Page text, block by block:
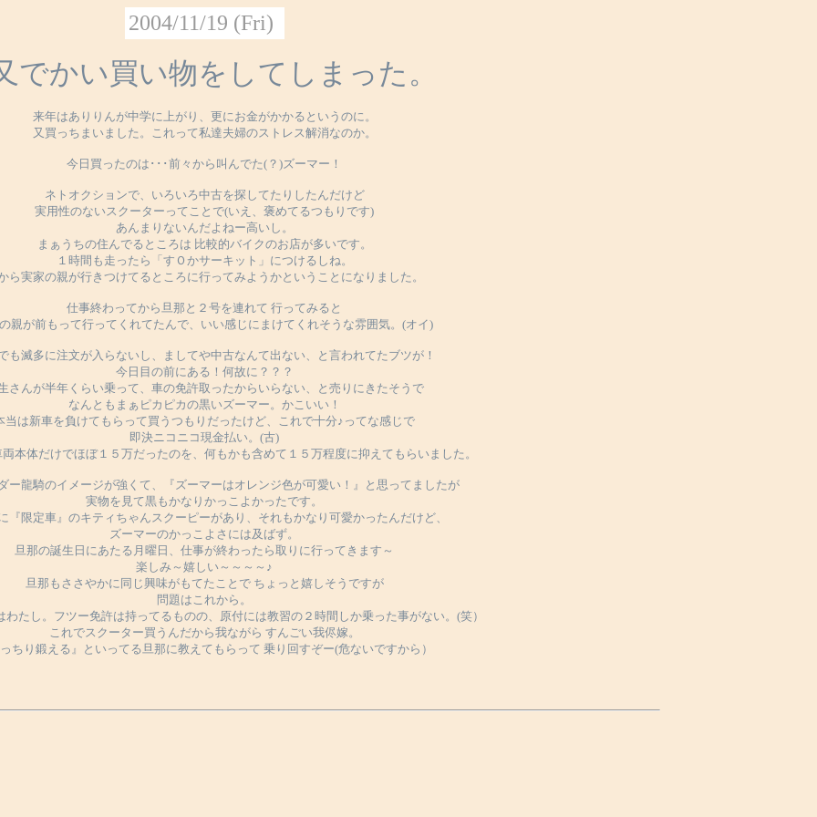
2004/11/19 (Fri)
でかい買い物をしてしまった。
来年はありりんが中学に上がり、更にお金がかかるというのに。
又買っちまいました。これって私達夫婦のストレス解消なのか。
今日買ったのは･･･前々から叫んでた(？)ズーマー！
ネトオクションで、いろいろ中古を探してたりしたんだけど
実用性のないスクーターってことで(いえ、褒めてるつもりです)
あんまりないんだよねー高いし。
まぁうちの住んでるところは 比較的バイクのお店が多いです。
１時間も走ったら「すＯかサーキット」につけるしね。
ら実家の親が行きつけてるところに行ってみようかということになりました。
仕事終わってから旦那と２号を連れて 行ってみると
親が前もって行ってくれてたんで、いい感じにまけてくれそうな雰囲気。(オイ)
も滅多に注文が入らないし、ましてや中古なんて出ない、と言われてたブツが！
今日目の前にある！何故に？？？
さんが半年くらい乗って、車の免許取ったからいらない、と売りにきたそうで
なんともまぁピカピカの黒いズーマー。かこいい！
当は新車を負けてもらって買うつもりだったけど、これで十分♪ってな感じで
即決ニコニコ現金払い。(古)
本体だけでほぼ１５万だったのを、何もかも含めて１５万程度に抑えてもらいました。
ー龍騎のイメージが強くて、『ズーマーはオレンジ色が可愛い！』と思ってましたが
実物を見て黒もかなりかっこよかったです。
『限定車』のキティちゃんスクーピーがあり、それもかなり可愛かったんだけど、
ズーマーのかっこよさには及ばず。
旦那の誕生日にあたる月曜日、仕事が終わったら取りに行ってきます～
楽しみ～嬉しい～～～～♪
旦那もささやかに同じ興味がもてたことで ちょっと嬉しそうですが
問題はこれから。
わたし。フツー免許は持ってるものの、原付には教習の２時間しか乗った事がない。(笑）
これでスクーター買うんだから我ながら すんごい我侭嫁。
っちり鍛える』といってる旦那に教えてもらって 乗り回すぞー(危ないですから）